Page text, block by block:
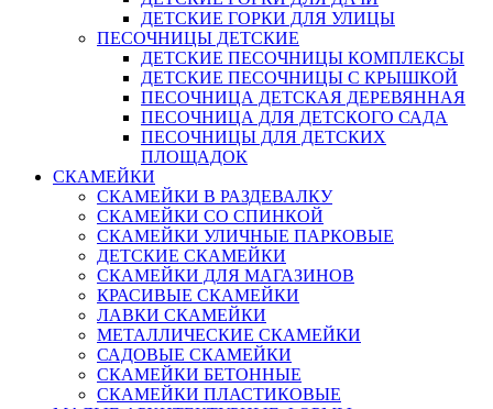
ДЕТСКИЕ ГОРКИ ДЛЯ УЛИЦЫ
ПЕСОЧНИЦЫ ДЕТСКИЕ
ДЕТСКИЕ ПЕСОЧНИЦЫ КОМПЛЕКСЫ
ДЕТСКИЕ ПЕСОЧНИЦЫ С КРЫШКОЙ
ПЕСОЧНИЦА ДЕТСКАЯ ДЕРЕВЯННАЯ
ПЕСОЧНИЦА ДЛЯ ДЕТСКОГО САДА
ПЕСОЧНИЦЫ ДЛЯ ДЕТСКИХ
ПЛОЩАДОК
СКАМЕЙКИ
СКАМЕЙКИ В РАЗДЕВАЛКУ
СКАМЕЙКИ СО СПИНКОЙ
СКАМЕЙКИ УЛИЧНЫЕ ПАРКОВЫЕ
ДЕТСКИЕ СКАМЕЙКИ
СКАМЕЙКИ ДЛЯ МАГАЗИНОВ
КРАСИВЫЕ СКАМЕЙКИ
ЛАВКИ СКАМЕЙКИ
МЕТАЛЛИЧЕСКИЕ СКАМЕЙКИ
САДОВЫЕ СКАМЕЙКИ
СКАМЕЙКИ БЕТОННЫЕ
СКАМЕЙКИ ПЛАСТИКОВЫЕ